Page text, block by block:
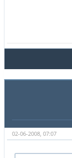
02-06-2008, 07:07